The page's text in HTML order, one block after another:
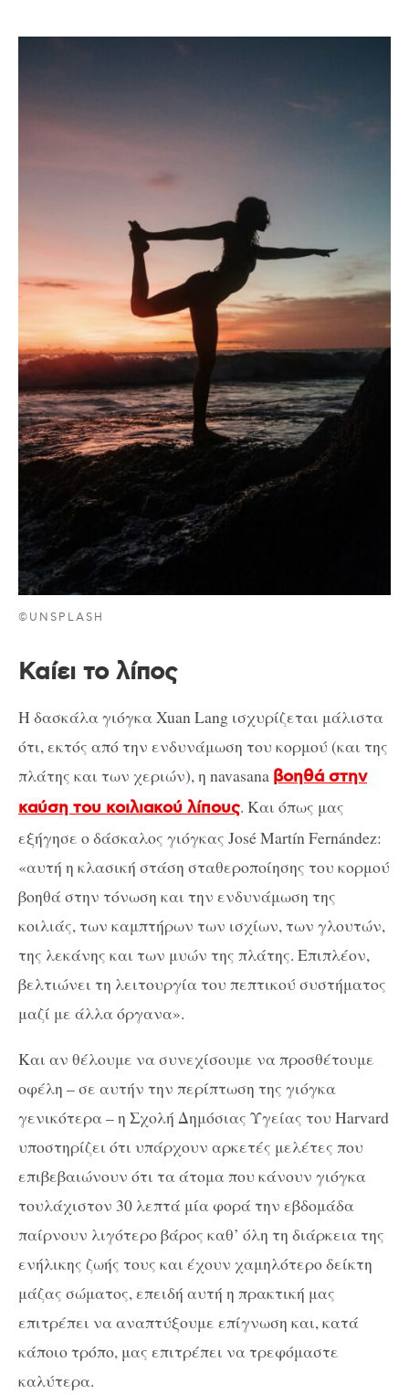
©UNSPLASH
Καίει το λίπος
Η δασκάλα γιόγκα Xuan Lang ισχυρίζεται μάλιστα
ότι, εκτός από την ενδυνάμωση του κορμού (και της
πλάτης και των χεριών), η navasana βοηθά στην
καύση του κοιλιακού λίπους. Και όπως μας
εξήγησε ο δάσκαλος γιόγκας José Martín Fernández:
«αυτή η κλασική στάση σταθεροποίησης του κορμού
βοηθά στην τόνωση και την ενδυνάμωση της
κοιλιάς, των καμπτήρων των ισχίων, των γλουτών,
της λεκάνης και των μυών της πλάτης. Επιπλέον,
βελτιώνει τη λειτουργία του πεπτικού συστήματος
μαζί με άλλα όργανα».
Και αν θέλουμε να συνεχίσουμε να προσθέτουμε
οφέλη – σε αυτήν την περίπτωση της γιόγκα
γενικότερα – η Σχολή Δημόσιας Υγείας του Harvard
υποστηρίζει ότι υπάρχουν αρκετές μελέτες που
επιβεβαιώνουν ότι τα άτομα που κάνουν γιόγκα
τουλάχιστον 30 λεπτά μία φορά την εβδομάδα
παίρνουν λιγότερο βάρος καθ’ όλη τη διάρκεια της
ενήλικης ζωής τους και έχουν χαμηλότερο δείκτη
μάζας σώματος, επειδή αυτή η πρακτική μας
επιτρέπει να αναπτύξουμε επίγνωση και, κατά
κάποιο τρόπο, μας επιτρέπει να τρεφόμαστε
καλύτερα.